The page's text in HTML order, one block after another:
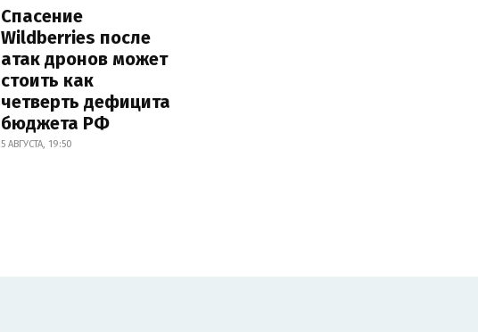
Спасение
Wildberries после
атак дронов может
стоить как
четверть дефицита
бюджета РФ
5 АВГУСТА, 19:50